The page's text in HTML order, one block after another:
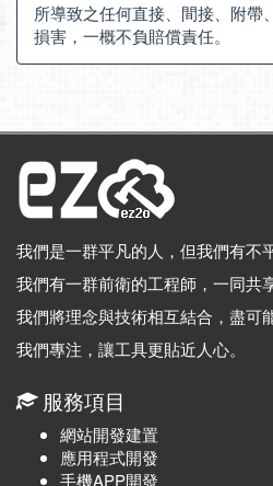
所導致之任何直接、間接、附帶
損害，一概不負賠償責任。
我們是一群平凡的人，但我們有不
我們有一群前衛的工程師，一同共
我們將理念與技術相互結合，盡可
我們專注，讓工具更貼近人心。
服務項目
網站開發建置
應用程式開發
手機APP開發